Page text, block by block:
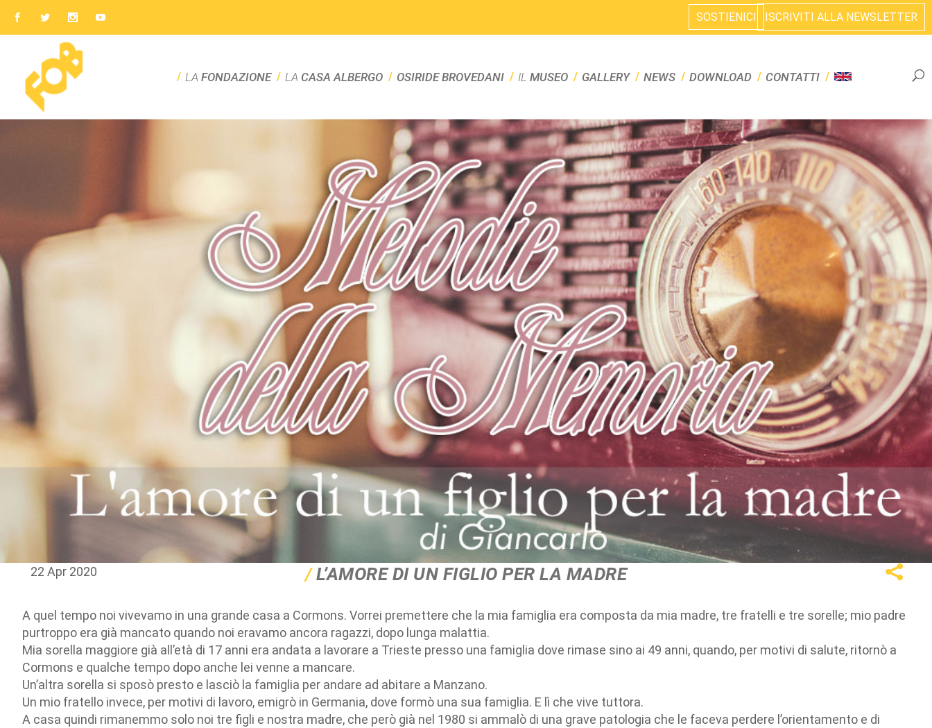
SOSTIENICI ISCRIVITI ALLA NEWSLETTER
LA FONDAZIONE LA CASA ALBERGO OSIRIDE BROVEDANI IL MUSEO GALLERY NEWS DOWNLOAD CONTATTI
L’AMORE DI UN FIGLIO PER LA MADRE
22 Apr 2020
A quel tempo noi vivevamo in una grande casa a Cormons. Vorrei premettere che la mia famiglia era composta da mia madre, tre fratelli e tre sorelle; mio padre
purtroppo era già mancato quando noi eravamo ancora ragazzi, dopo lunga malattia.
Mia sorella maggiore già all’età di 17 anni era andata a lavorare a Trieste presso una famiglia dove rimase sino ai 49 anni, quando, per motivi di salute, ritornò a
Cormons e qualche tempo dopo anche lei venne a mancare.
Un’altra sorella si sposò presto e lasciò la famiglia per andare ad abitare a Manzano.
Un mio fratello invece, per motivi di lavoro, emigrò in Germania, dove formò una sua famiglia. E lì che vive tuttora.
A casa quindi rimanemmo solo noi tre figli e nostra madre, che però già nel 1980 si ammalò di una grave patologia che le faceva perdere l’orientamento e di